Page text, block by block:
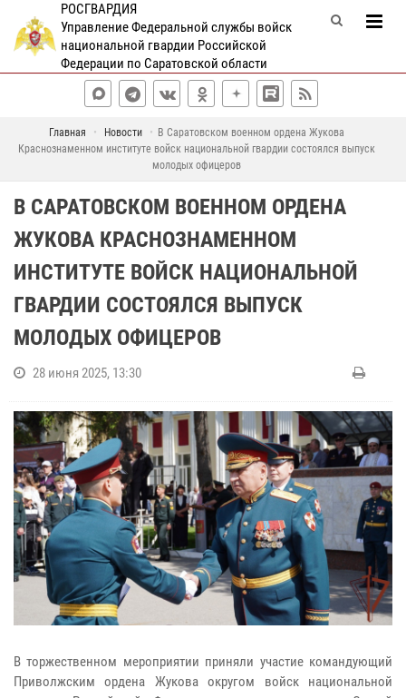
РОСГВАРДИЯ
Управление Федеральной службы войск
национальной гвардии Российской
Федерации по Саратовской области
Главная Новости
В Саратовском военном ордена Жукова
Краснознаменном институте войск национальной гвардии состоялся выпуск
молодых офицеров
В САРАТОВСКОМ ВОЕННОМ ОРДЕНА
ЖУКОВА КРАСНОЗНАМЕННОМ
ИНСТИТУТЕ ВОЙСК НАЦИОНАЛЬНОЙ
ГВАРДИИ СОСТОЯЛСЯ ВЫПУСК
МОЛОДЫХ ОФИЦЕРОВ
28 июня 2025, 13:30
В торжественном мероприятии приняли участие командующий
Приволжским ордена Жукова округом войск национальной